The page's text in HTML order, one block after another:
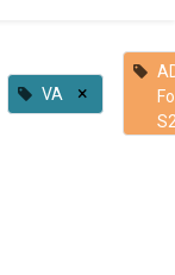
VA ×